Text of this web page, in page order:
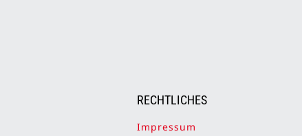
RECHTLICHES
Impressum